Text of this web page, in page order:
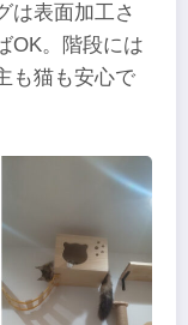
は表面加工さ
OK。階段には
も猫も安心で